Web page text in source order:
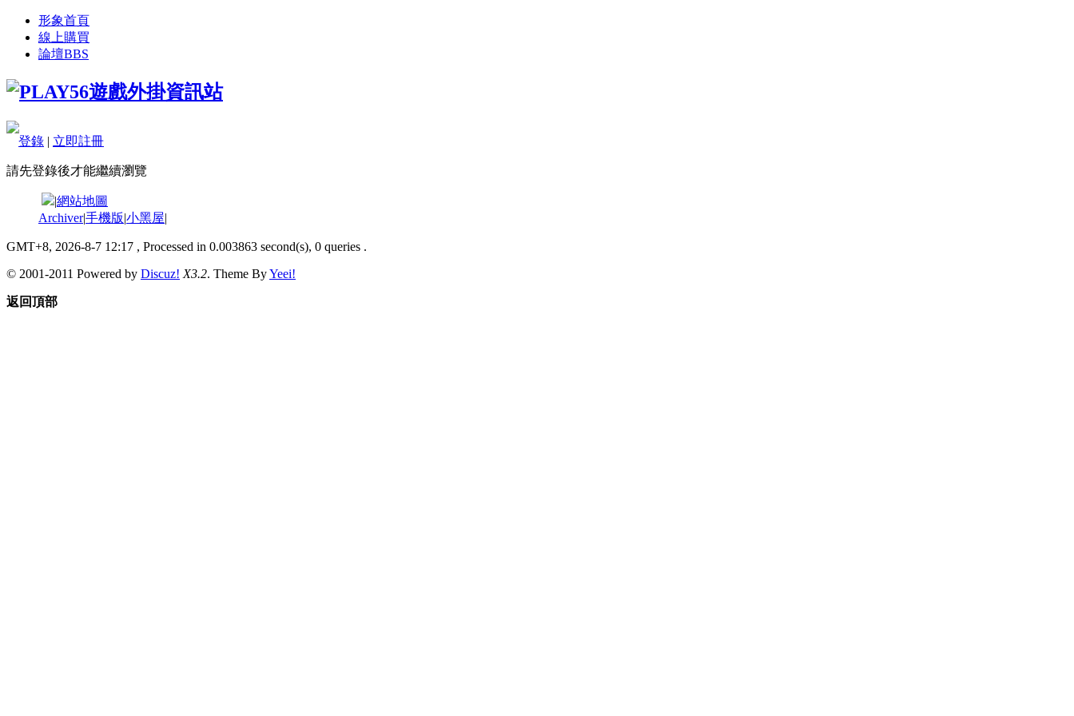
形象首頁
線上購買
論壇BBS
登錄 | 立即註冊
請先登錄後才能繼續瀏覽
|網站地圖
Archiver|手機版|小黑屋|
GMT+8, 2026-8-7 12:17 , Processed in 0.003863 second(s), 0 queries .
© 2001-2011 Powered by Discuz! X3.2. Theme ByYeei!
返回頂部